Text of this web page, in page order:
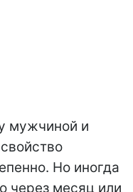
мужчиной и
Но иногда
через месяц или